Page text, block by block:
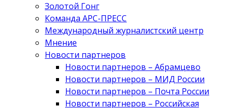
Золотой Гонг
Команда АРС-ПРЕСС
Международный журналистский центр
Мнение
Новости партнеров
Новости партнеров – Абрамцево
Новости партнеров – МИД России
Новости партнеров – Почта России
Новости партнеров – Российская